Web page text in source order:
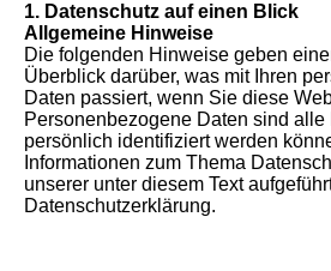
1. Datenschutz auf einen Blick
Allgemeine Hinweise
Die folgenden Hinweise geben
Überblick darüber, was mit Ihren
Daten passiert, wenn Sie diese
Personenbezogene Daten sind
persönlich identifiziert werden
Informationen zum Thema
unserer unter diesem Text
Datenschutzerklärung.